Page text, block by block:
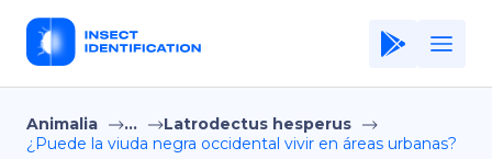
Home
Animalia ...
Latrodectus hesperus
¿Puede la viuda negra occidental vivir en áreas urbanas?